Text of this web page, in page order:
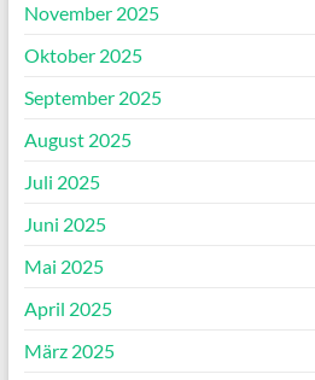
November 2025
Oktober 2025
September 2025
August 2025
Juli 2025
Juni 2025
Mai 2025
April 2025
März 2025